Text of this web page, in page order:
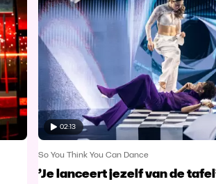
02:13
So You Think You Can Dance
’Je lanceert jezelf van de